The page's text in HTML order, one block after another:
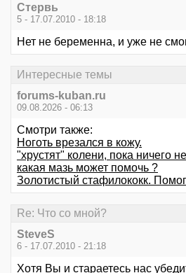
Стервь
5 - 17.07.2010 - 18:18
Нет не беременна, и уже не
Интересные темы
forums-kuban.ru
09.08.2026 - 06:13
Смотри также:
Ноготь врезался в кожу.
"хрустят" колени, пока ничего
какая мазь может помочь ?
Золотистый стафилококк.
Re: Что со мной?
SteveS
6 - 17.07.2010 - 21:18
Хотя Вы и стараетесь нас